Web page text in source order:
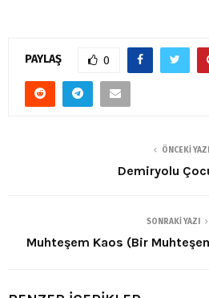
PAYLAŞ 0
ÖNCEKI YAZI
Demiryolu
SONRAKI YAZI
Muhteşem Kaos (Bir